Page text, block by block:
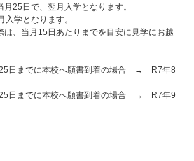
日で、翌月入学となります。
学となります。
当月15日あたりまでを目安に見学にお越
までに本校へ願書到着の場合 → R7年8
に本校へ願書到着の場合 → R7年9